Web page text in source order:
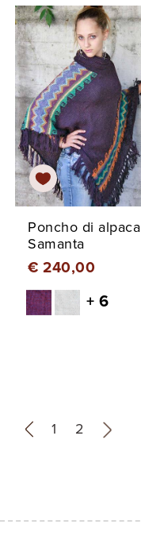
Poncho di alpaca
Samanta
€ 240,00
+ 6
« 1 2 »